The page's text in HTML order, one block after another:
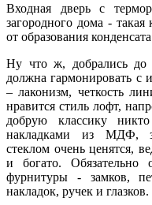
Входная дверь с
загородного дома - такая
от образования
Ну что ж, добрались до
должна гармонировать с
– лаконизм, четкость
нравится стиль лофт,
добрую классику
накладками из МДФ,
стеклом очень ценятся,
и богато. Обязательно
фурнитуры - замков,
накладок, ручек и глазков.